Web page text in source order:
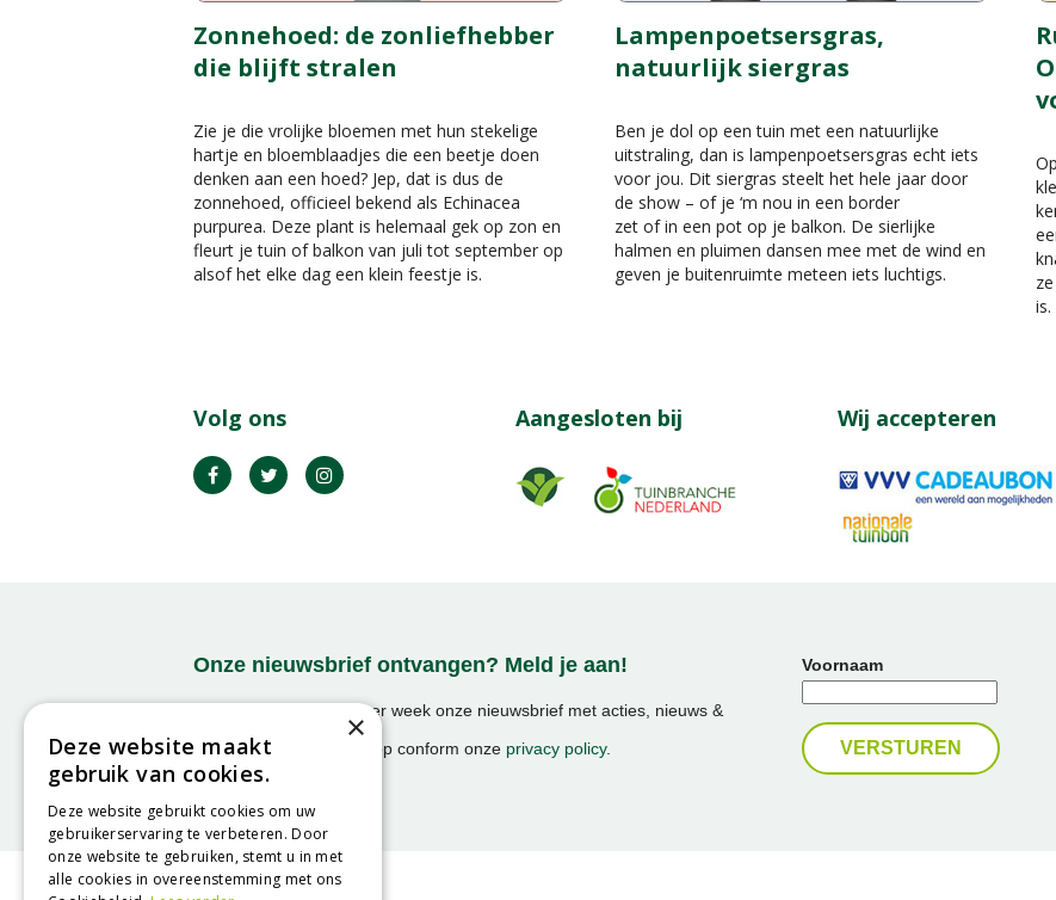
Zonnehoed: de zonliefhebber
die blijft stralen
Zie je die vrolijke bloemen met hun stekelige
hartje en bloemblaadjes die een beetje doen
denken aan een hoed? Jep, dat is dus de
zonnehoed, officieel bekend als Echinacea
purpurea. Deze plant is helemaal gek op zon en
fleurt je tuin of balkon van juli tot september op
alsof het elke dag een klein feestje is.
Lampenpoetsersgras,
natuurlijk siergras
Ben je dol op een tuin met een natuurlijke
uitstraling, dan is lampenpoetsersgras echt iets
voor jou. Dit siergras steelt het hele jaar door
de show – of je ‘m nou in een border
zet of in een pot op je balkon. De sierlijke
halmen en pluimen dansen mee met de wind en
geven je buitenruimte meteen iets luchtigs.
is.
Volg ons Aangesloten bij Wij accepteren
Onze nieuwsbrief ontvangen? Meld je aan!
Ontvang ongeveer 1x per week onze nieuwsbrief met acties, nieuws &
We slaan uw gegevens op conform onze privacy policy.
Voornaam
×
Deze website maakt
gebruik van cookies.
Deze website gebruikt cookies om uw
gebruikerservaring te verbeteren. Door
onze website te gebruiken, stemt u in met
alle cookies in overeenstemming met ons